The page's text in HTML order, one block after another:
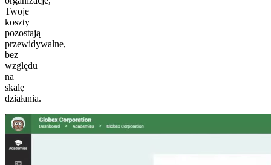
Twoje
koszty
pozostają
przewidywalne,
bez
względu
na
skalę
działania.